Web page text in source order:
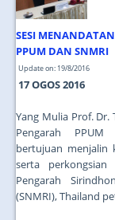
SESI
PPUM DAN SNMRI
Update on: 19/8/2016
17 OGOS 2016
Yang Mulia Prof.
Pengarah PPUM
bertujuan menjalin
serta perkongsian
Pengarah
(SNMRI), Thailand